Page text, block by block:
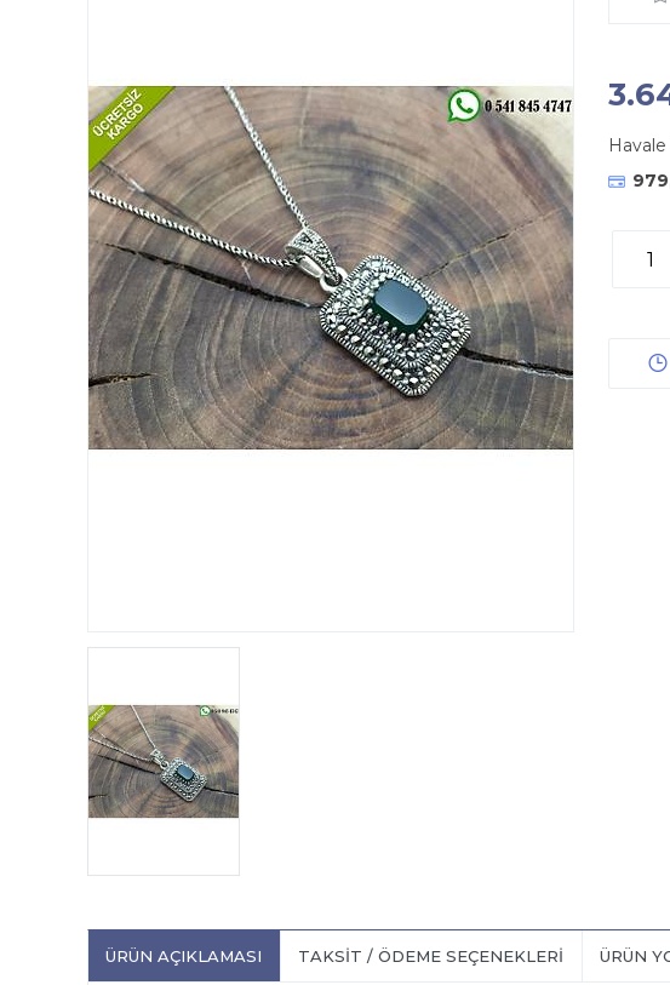
Havale
ÜRÜN AÇIKLAMASI TAKSIT / ÖDEME SEÇENEKLERI ÜRÜN